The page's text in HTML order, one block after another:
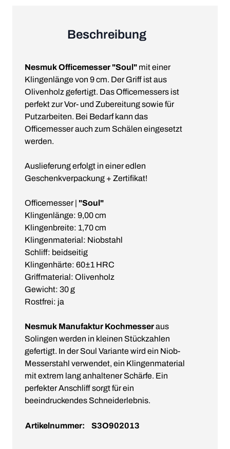
Beschreibung
Nesmuk Officemesser "Soul" mit einer
Klingenlänge von 9 cm. Der Griff ist aus
Olivenholz gefertigt. Das Officemessers ist
perfekt zur Vor- und Zubereitung sowie für
Putzarbeiten. Bei Bedarf kann das
Officemesser auch zum Schälen eingesetzt
werden.
Auslieferung erfolgt in einer edlen
Geschenkverpackung + Zertifikat!
Officemesser | "Soul"
Klingenlänge: 9,00 cm
Klingenbreite: 1,70 cm
Klingenmaterial: Niobstahl
Schliff: beidseitig
Klingenhärte: 60±1 HRC
Griffmaterial: Olivenholz
Gewicht: 30 g
Rostfrei: ja
Nesmuk Manufaktur Kochmesseraus
Solingen werden in kleinen Stückzahlen
gefertigt. In der Soul Variante wird ein Niob-
Messerstahl verwendet, ein Klingenmaterial
mit extrem lang anhaltener Schärfe. Ein
perfekter Anschliff sorgt für ein
beeindruckendes Schneiderlebnis.
Artikelnummer: S3O902013